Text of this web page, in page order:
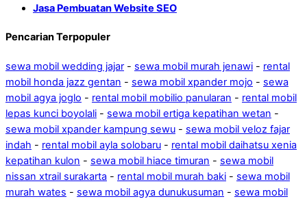
Jasa Pembuatan Website SEO
Pencarian Terpopuler
sewa mobil wedding jajar - sewa mobil murah jenawi - rental
mobil honda jazz gentan - sewa mobil xpander mojo - sewa
mobil agya joglo - rental mobil mobilio panularan - rental mobil
lepas kunci boyolali - sewa mobil ertiga kepatihan wetan -
sewa mobil xpander kampung sewu - sewa mobil veloz fajar
indah - rental mobil ayla solobaru - rental mobil daihatsu xenia
kepatihan kulon - sewa mobil hiace timuran - sewa mobil
nissan xtrail surakarta - rental mobil murah baki - sewa mobil
murah wates - sewa mobil agya dunukusuman - sewa mobil